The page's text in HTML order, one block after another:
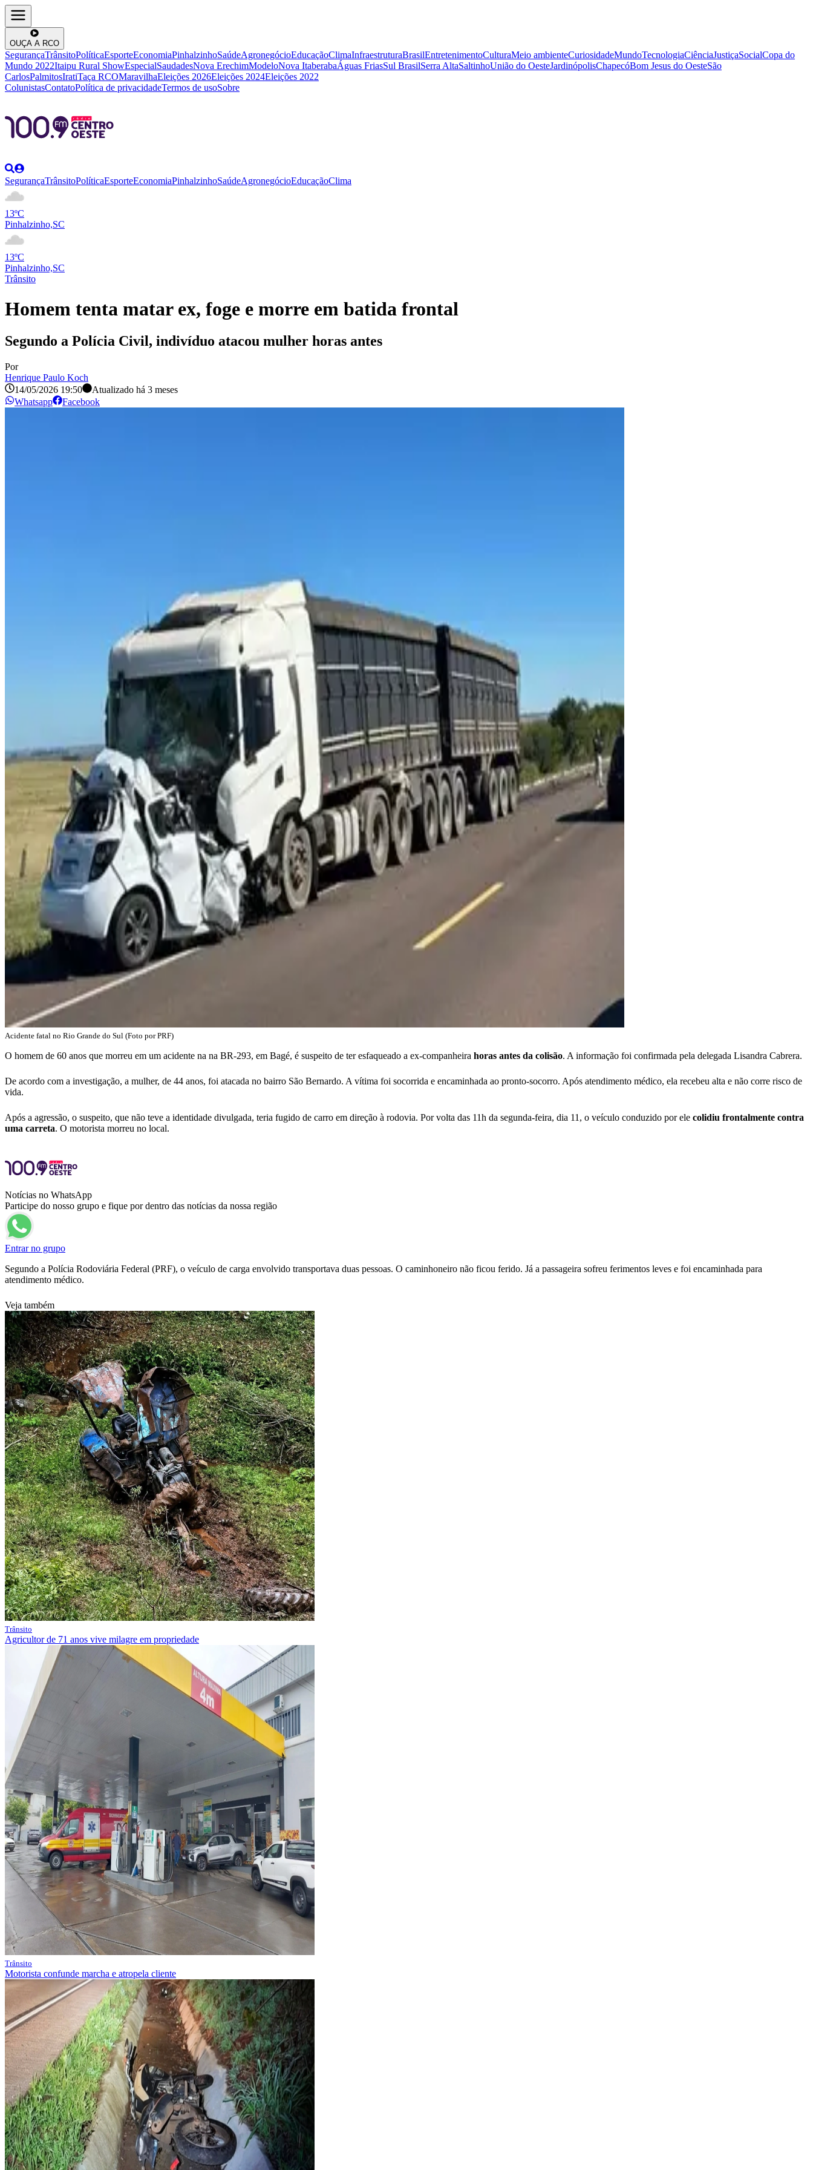
OUÇA A RCO
SegurançaTrânsitoPolíticaEsporteEconomiaPinhalzinhoSaúdeAgronegócioEducaçãoClimaInfraestruturaBrasilEntretenimentoCulturaMeio ambienteCuriosidadeMundoTecnologiaCiênciaJustiçaSocialCopa do
Mundo 2022Itaipu Rural ShowEspecialSaudadesNova ErechimModeloNova ItaberabaÁguas FriasSul BrasilSerra AltaSaltinhoUnião do OesteJardinópolisChapecóBom Jesus do OesteSão
CarlosPalmitosIratiTaça RCOMaravilhaEleições 2026Eleições 2024Eleições 2022
ColunistasContatoPolítica de privacidadeTermos de usoSobre
SegurançaTrânsitoPolíticaEsporteEconomiaPinhalzinhoSaúdeAgronegócioEducaçãoClima
13ºC
Pinhalzinho,SC
13ºC
Pinhalzinho,SC
Trânsito
Homem tenta matar ex, foge e morre em batida frontal
Segundo a Polícia Civil, indivíduo atacou mulher horas antes
Por
Henrique Paulo Koch
14/05/2026 19:50
Atualizado há 3 meses
Whatsapp
Facebook
Acidente fatal no Rio Grande do Sul (Foto por PRF)
O homem de 60 anos que morreu em um acidente na na BR-293, em Bagé, é suspeito de ter esfaqueado a ex-companheira horas antes da colisão. A informação foi confirmada pela delegada Lisandra Cabrera.
De acordo com a investigação, a mulher, de 44 anos, foi atacada no bairro São Bernardo. A vítima foi socorrida e encaminhada ao pronto-socorro. Após atendimento médico, ela recebeu alta e não corre risco de
vida.
Após a agressão, o suspeito, que não teve a identidade divulgada, teria fugido de carro em direção à rodovia. Por volta das 11h da segunda-feira, dia 11, o veículo conduzido por ele colidiu frontalmente contra
uma carreta. O motorista morreu no local.
Notícias no WhatsApp
Participe do nosso grupo e fique por dentro das notícias da nossa região
Entrar no grupo
Segundo a Polícia Rodoviária Federal (PRF), o veículo de carga envolvido transportava duas pessoas. O caminhoneiro não ficou ferido. Já a passageira sofreu ferimentos leves e foi encaminhada para
atendimento médico.
Veja também
Trânsito
Agricultor de 71 anos vive milagre em propriedade
Trânsito
Motorista confunde marcha e atropela cliente